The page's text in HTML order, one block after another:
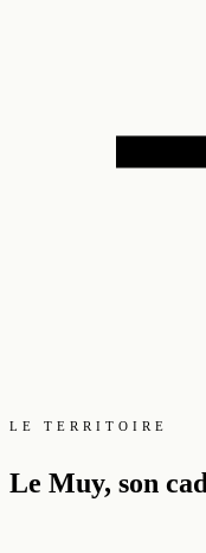
LE TERRITOIRE
Le Muy, son